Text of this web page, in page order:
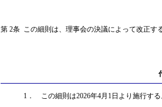
第 2条 この細則は、理事会の決議によって改正す
1． この細則は2026年4月1日より施行する